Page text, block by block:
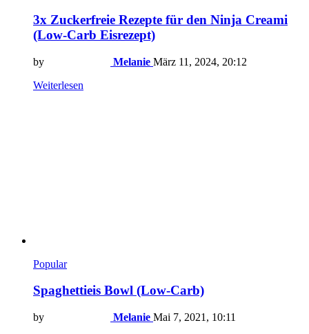
3x Zuckerfreie Rezepte für den Ninja Creami
(Low-Carb Eisrezept)
by Melanie März 11, 2024, 20:12
Weiterlesen
Popular
Spaghettieis Bowl (Low-Carb)
by Melanie Mai 7, 2021, 10:11